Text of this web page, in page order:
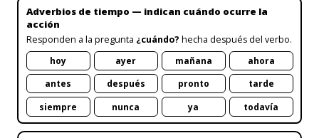
Adverbios de tiempo — indican cuándo ocurre la
acción
Responden a la pregunta ¿cuándo? hecha después del verbo.
hoy
ayer mañana
ahora
antes
después pronto
tarde
siempre
nunca ya todavía